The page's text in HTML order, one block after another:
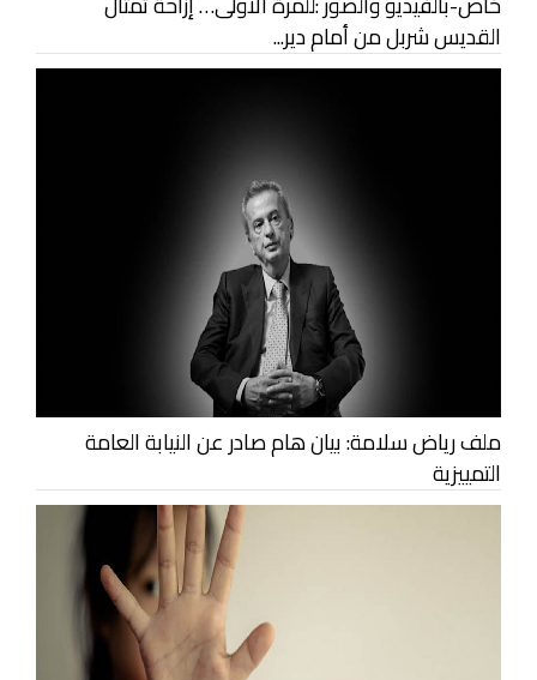
القديس شربل من أمام دير...
ملف رياض سلامة: بيان هام صادر عن النيابة العامة
التمييزية